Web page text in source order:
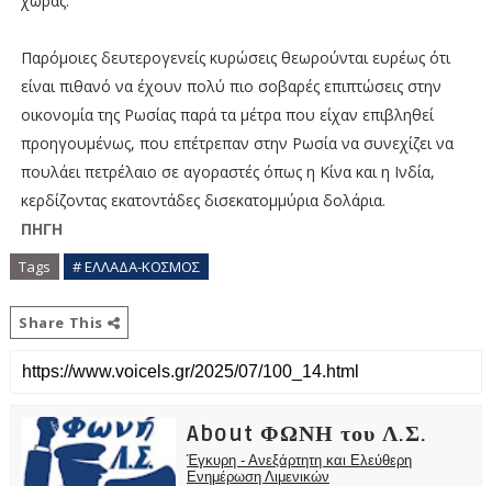
Παρόμοιες δευτερογενείς κυρώσεις θεωρούνται ευρέως ότι
είναι πιθανό να έχουν πολύ πιο σοβαρές επιπτώσεις στην
οικονομία της Ρωσίας παρά τα μέτρα που είχαν επιβληθεί
προηγουμένως, που επέτρεπαν στην Ρωσία να συνεχίζει να
πουλάει πετρέλαιο σε αγοραστές όπως η Κίνα και η Ινδία,
κερδίζοντας εκατοντάδες δισεκατομμύρια δολάρια.
ΠΗΓΗ
Tags # ΕΛΛΑΔΑ-ΚΟΣΜΟΣ
Share This
About ΦΩΝΗ του Λ.Σ.
Έγκυρη - Ανεξάρτητη και Ελεύθερη
Ενημέρωση Λιμενικών